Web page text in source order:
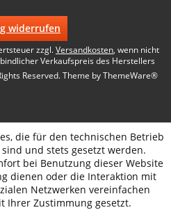
widerrufen
zzgl.Versandkosten, wenn nicht
Verkaufspreis des Herstellers
Reserved. Theme byThemeWare®
die für den technischen Betrieb
und stets gesetzt werden.
bei Benutzung dieser Website
dienen oder die Interaktion mit
Netzwerken vereinfachen
Ihrer Zustimmung gesetzt.